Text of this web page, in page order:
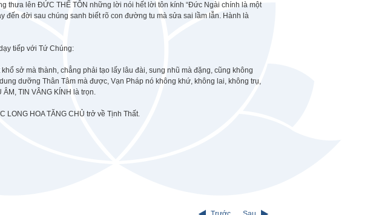
thưa lên ĐỨC THẾ TÔN những lời nói hết lời tôn kính “Đức Ngài chính là một
đến đời sau chúng sanh biết rõ con đường tu mà sửa sai lầm lẫn. Hành là
tiếp với Tứ Chúng:
sở mà thành, chẳng phải tạo lấy lâu đài, sung nhũ mà đặng, cũng không
dưỡng Thân Tâm mà được, Vạn Pháp nó không khứ, không lai, không trụ,
TIN VÂNG KÍNH là trọn.
HOA TĂNG CHỦ trở về Tịnh Thất.